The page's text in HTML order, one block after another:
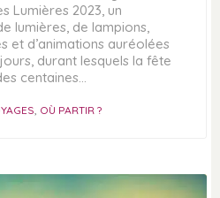
Lumières 2023, un
lumières, de lampions,
et d’animations auréolées
durant lesquels la fête
centaines…
OÙ PARTIR ?
DÉCOUVRIR
OÙ PARTIR ?
IDÉES DE VOYAGES
VOYAGE EN JAMAÏQUE